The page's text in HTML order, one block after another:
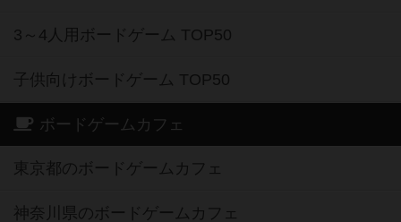
3～4人用ボードゲーム TOP50
子供向けボードゲーム TOP50
ボードゲームカフェ
東京都のボードゲームカフェ
神奈川県のボードゲームカフェ